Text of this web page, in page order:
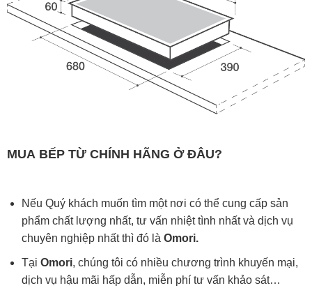
MUA BẾP TỪCHÍNH HÃNG Ở ĐÂU?
Nếu Quý khách muốn tìm một nơi có thể cung cấp sản
phẩm chất lượng nhất, tư vấn nhiệt tình nhất và dịch vụ
chuyên nghiệp nhất thì đó là Omori.
Tại Omori, chúng tôi có nhiều chương trình khuyến mại,
dịch vụ hậu mãi hấp dẫn, miễn phí tư vấn khảo sát…